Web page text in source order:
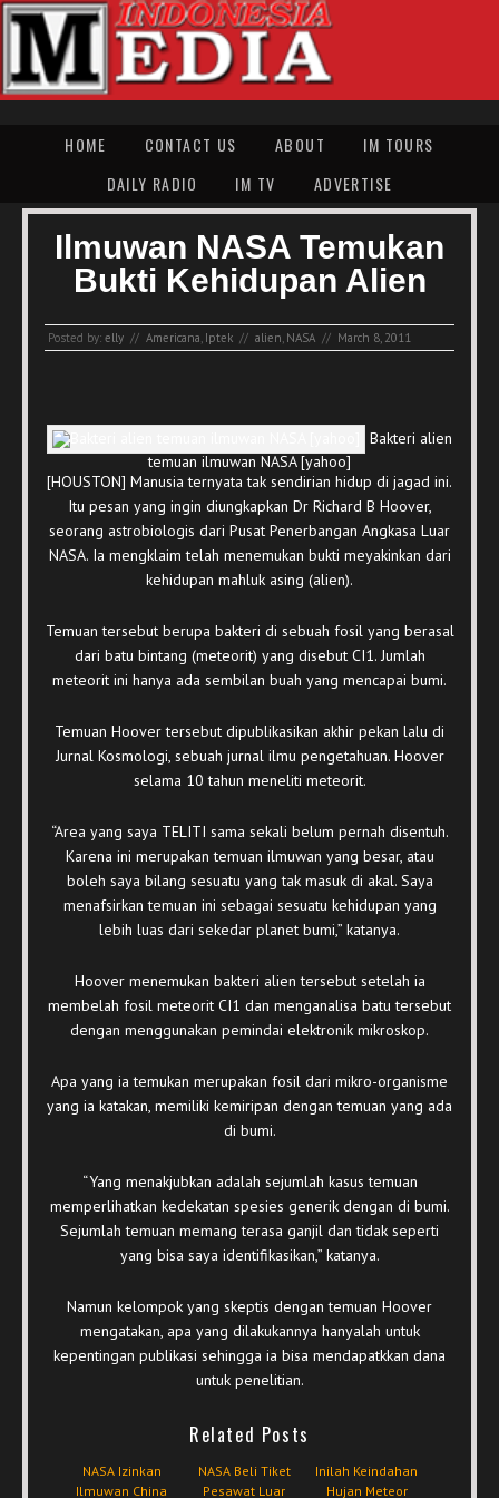
HOME CONTACT US ABOUT
IM TOURS
DAILY RADIO
IM TV ADVERTISE
Ilmuwan NASA Temukan
Bukti Kehidupan Alien
Posted by: elly // Americana Iptek // alien NASA // March 8, 2011
Bakteri alien
temuan ilmuwan NASA [yahoo]
[HOUSTON] Manusia ternyata tak sendirian hidup di jagad ini.
Itu pesan yang ingin diungkapkan Dr Richard B Hoover,
seorang astrobiologis dari Pusat Penerbangan Angkasa Luar
NASA. Ia mengklaim telah menemukan bukti meyakinkan dari
kehidupan mahluk asing (alien).
Temuan tersebut berupa bakteri di sebuah fosil yang berasal
dari batu bintang (meteorit) yang disebut CI1. Jumlah
meteorit ini hanya ada sembilan buah yang mencapai bumi.
Temuan Hoover tersebut dipublikasikan akhir pekan lalu di
Jurnal Kosmologi, sebuah jurnal ilmu pengetahuan. Hoover
selama 10 tahun meneliti meteorit.
“Area yang saya TELITI sama sekali belum pernah disentuh.
Karena ini merupakan temuan ilmuwan yang besar, atau
boleh saya bilang sesuatu yang tak masuk di akal. Saya
menafsirkan temuan ini sebagai sesuatu kehidupan yang
lebih luas dari sekedar planet bumi,” katanya.
Hoover menemukan bakteri alien tersebut setelah ia
membelah fosil meteorit CI1 dan menganalisa batu tersebut
dengan menggunakan pemindai elektronik mikroskop.
Apa yang ia temukan merupakan fosil dari mikro-organisme
yang ia katakan, memiliki kemiripan dengan temuan yang ada
di bumi.
“Yang menakjubkan adalah sejumlah kasus temuan
memperlihatkan kedekatan spesies generik dengan di bumi.
Sejumlah temuan memang terasa ganjil dan tidak seperti
yang bisa saya identifikasikan,” katanya.
Namun kelompok yang skeptis dengan temuan Hoover
mengatakan, apa yang dilakukannya hanyalah untuk
kepentingan publikasi sehingga ia bisa mendapatkkan dana
untuk penelitian.
Related Posts
NASA Izinkan
Ilmuwan China
NASA Beli Tiket
Pesawat Luar
Inilah Keindahan
Hujan Meteor